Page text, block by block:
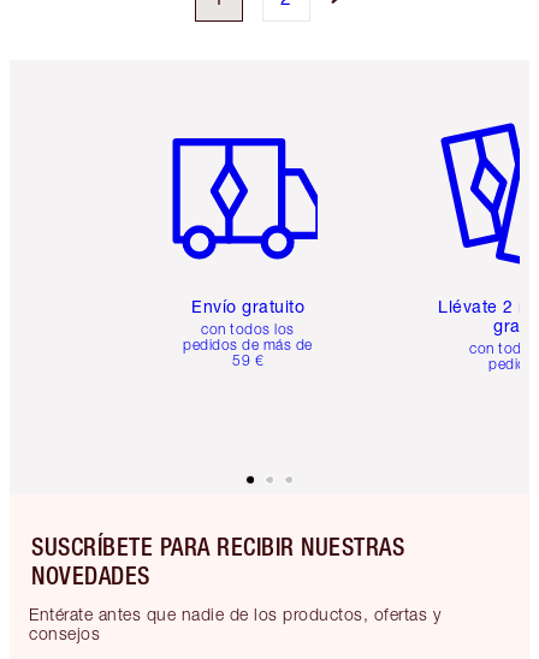
Envío gratuito
con todos los
pedidos de más de
59 €
Llévate 2
gratis
con
SUSCRÍBETE PARA RECIBIR NUESTRAS
NOVEDADES
Entérate antes que nadie de los productos, ofertas y
consejos